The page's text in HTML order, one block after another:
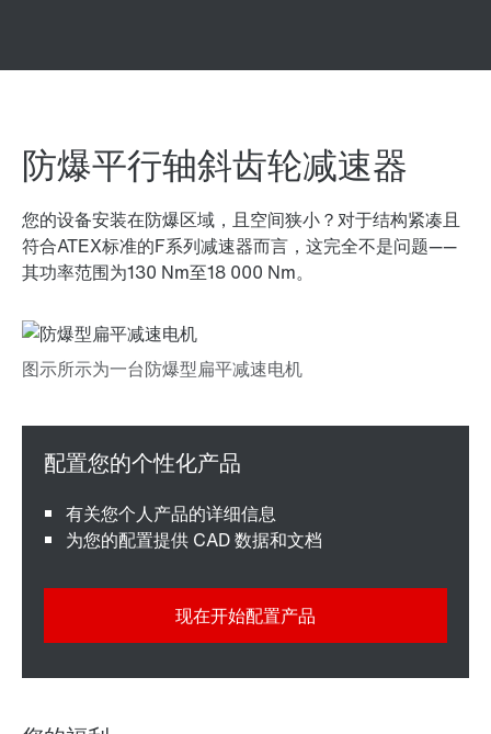
防爆平行轴斜齿轮减速器
您的设备安装在防爆区域，且空间狭小？对于结构紧凑且
符合ATEX标准的F系列减速器而言，这完全不是问题——
其功率范围为130 Nm至18 000 Nm。
有关您个人产品的详细信息
为您的配置提供 CAD 数据和文档
现在开始配置产品